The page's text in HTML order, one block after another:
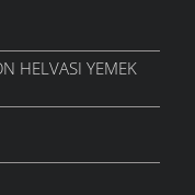
HELVASI YEMEK